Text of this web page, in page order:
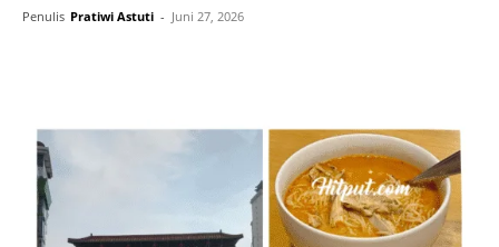
Penulis Pratiwi Astuti - Juni 27, 2026